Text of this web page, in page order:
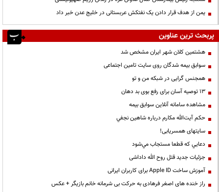
یمن از هدف قرار دادن یک نفتکش عربستانی در خلیج عدن خبر داد
پربحث ترین عناوین
هشتمین کلان شهر ایران مشخص شد
سوابق بیمه شدگان روی سایت تامین اجتماعی
همجنس گرایی در شبکه من و تو
13 توصیه آسان برای رفع بوی بد دهان
مشاهده سامانه آنلاين سوابق بیمه
حكم آيت‌الله مكارم درباره شاهين نجفي
سایتهای همسریابی!
دعايي كه قطعا مستجاب مي‌شود
جزئیات جدید قتل روح الله داداشی
آموزش ساخت Apple ID برای کاربران ایرانی
راز خنده های اصغر فرهادی به حرکت بی شرمانه خانم بازیگر + عکس